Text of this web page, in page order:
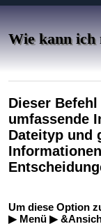
Wie kann ich
Dieser
umfassende
Dateityp und
Um diese Option
▶ Menü ▶